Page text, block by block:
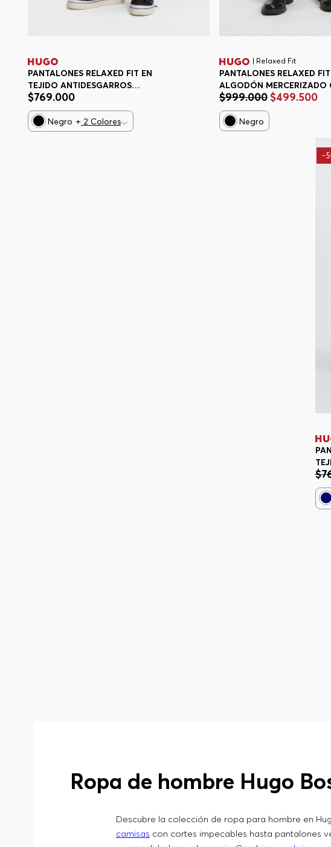
PANTALONES RELAXED FIT EN
TEJIDO ANTIDESGARROS
PANTALONES CASUALES RELAXED
FIT HOMBRE
$769.000
Negro + 2 Colores
| Relaxed Fit
PANTALONES RELAXED
ALGODÓN MERCERIZADO
MOTIVO DE ESPIGA
CASUALES RELAXED FIT
$999.000 $499.500
Negro
-
FIT
$
Ropa de hombre Hugo
Descubre la colección de ropa para hombre en
camisas con cortes impecables hasta pantalones